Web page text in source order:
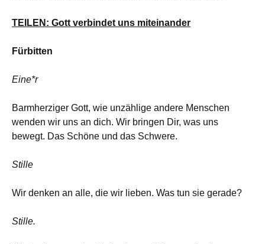
TEILEN: Gott verbindet uns miteinander
Fürbitten
Eine*r
Barmherziger Gott, wie unzählige andere Menschen
wenden wir uns an dich. Wir bringen Dir, was uns
bewegt. Das Schöne und das Schwere.
Stille
Wir denken an alle, die wir lieben. Was tun sie gerade?
Stille.